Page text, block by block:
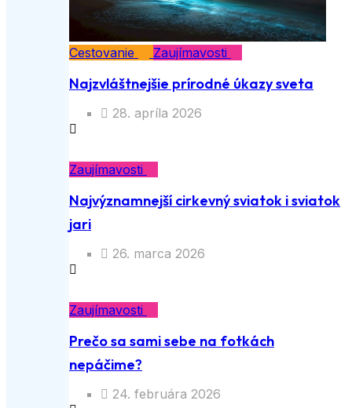
Cestovanie Zaujímavosti
Najzvláštnejšie prírodné úkazy sveta
28. apríla 2026
Zaujímavosti
Najvýznamnejší cirkevný sviatok i sviatok
jari
26. marca 2026
Zaujímavosti
Prečo sa sami sebe na fotkách
nepáčime?
24. februára 2026